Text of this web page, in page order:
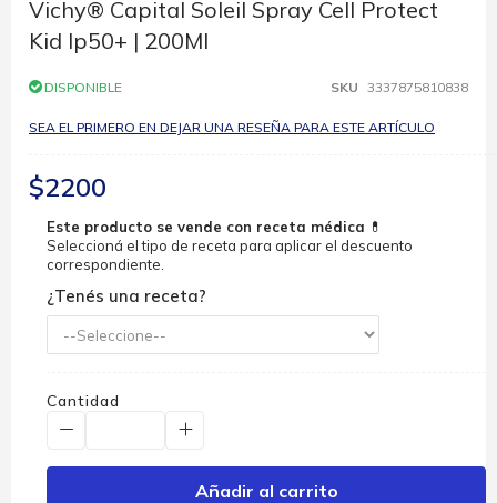
comienzo
de
la
de
imágenes
Vichy® Capital Soleil Spray Cell Protect
Kid Ip50+ | 200Ml
DISPONIBLE SKU 3337875810838
SEA EL PRIMERO EN DEJAR UNA RESEÑA PARA ESTE ARTÍCULO
$2200
Este producto se vende con receta médica 💊
Seleccioná el tipo de receta para aplicar el descuento
correspondiente.
¿Tenés una receta?
Cantidad
Añadir al carrito